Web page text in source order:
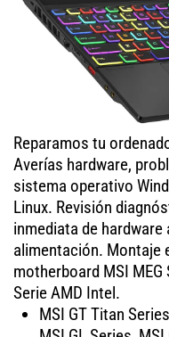
Reparamos tu
Averías hardware,
sistema operativo
Linux. Revisión
inmediata de
alimentación. Montaje
motherboard MSI MEG
Serie AMD Intel.
MSI GT Titan